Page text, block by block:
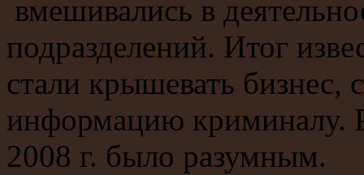
вмешивались в
подразделений. Итог
стали крышевать бизнес,
информацию криминалу.
2008 г. было разумным.